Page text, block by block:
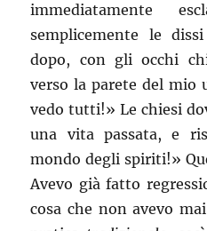
immediatamente
semplicemente le
dopo, con gli occhi
verso la parete del mio
vedo tutti!» Le chiesi
una vita passata, e
mondo degli spiriti!»
Avevo già fatto
cosa che non avevo